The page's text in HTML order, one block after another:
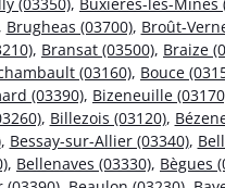
Brugheas (03700), Broût-
, Bransat (03500), Braize
(03160), Bouce
(03390), Bizeneuille
, Billezois (03120),
, Bessay-sur-Allier (03340),
, Bellenaves (03330), Bègues